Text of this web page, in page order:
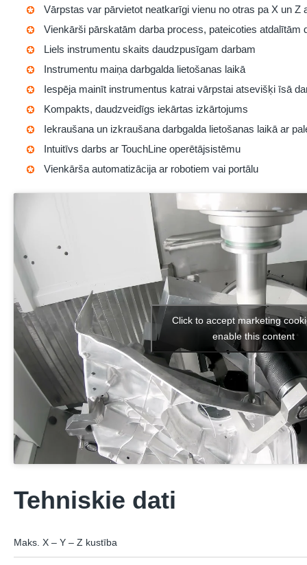
Vārpstas var pārvietot neatkarīgi vienu no otras pa X un Z
Vienkārši pārskatām darba process, pateicoties atdalītām
Liels instrumentu skaits daudzpusīgam darbam
Instrumentu maiņa darbgalda lietošanas laikā
Iespēja mainīt instrumentus katrai vārpstai atsevišķi īsā
Kompakts, daudzveidīgs iekārtas izkārtojums
Iekraušana un izkraušana darbgalda lietošanas laikā ar
Intuitīvs darbs ar TouchLine operētājsistēmu
Vienkārša automatizācija ar robotiem vai portālu
Click to accept marketing
enable this content
Tehniskie dati
Maks. X – Y – Z kustība